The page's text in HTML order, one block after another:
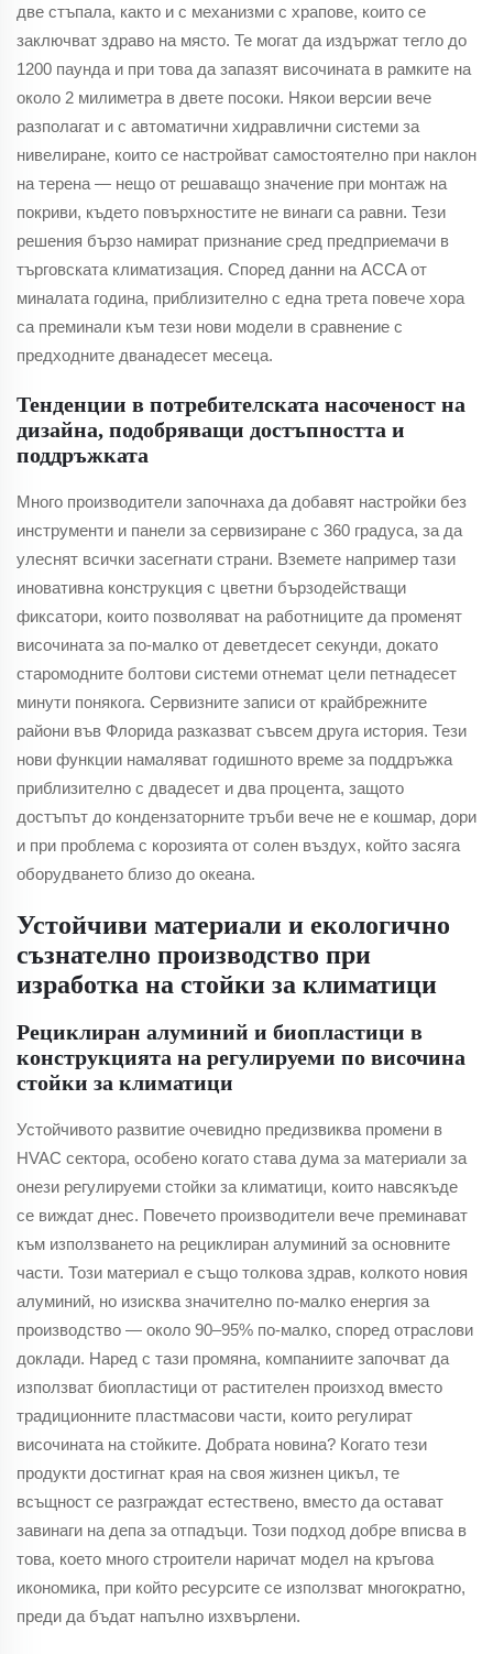
две стъпала, както и с механизми с храпове, които се
заключват здраво на място. Те могат да издържат тегло до
1200 паунда и при това да запазят височината в рамките на
около 2 милиметра в двете посоки. Някои версии вече
разполагат и с автоматични хидравлични системи за
нивелиране, които се настройват самостоятелно при наклон
на терена — нещо от решаващо значение при монтаж на
покриви, където повърхностите не винаги са равни. Тези
решения бързо намират признание сред предприемачи в
търговската климатизация. Според данни на ACCA от
миналата година, приблизително с една трета повече хора
са преминали към тези нови модели в сравнение с
предходните дванадесет месеца.
Тенденции в потребителската насоченост на
дизайна, подобряващи достъпността и
поддръжката
Много производители започнаха да добавят настройки без
инструменти и панели за сервизиране с 360 градуса, за да
улеснят всички засегнати страни. Вземете например тази
иновативна конструкция с цветни бързодействащи
фиксатори, които позволяват на работниците да променят
височината за по-малко от деветдесет секунди, докато
старомодните болтови системи отнемат цели петнадесет
минути понякога. Сервизните записи от крайбрежните
райони във Флорида разказват съвсем друга история. Тези
нови функции намаляват годишното време за поддръжка
приблизително с двадесет и два процента, защото
достъпът до кондензаторните тръби вече не е кошмар, дори
и при проблема с корозията от солен въздух, който засяга
оборудването близо до океана.
Устойчиви материали и екологично
съзнателно производство при
изработка на стойки за климатици
Рециклиран алуминий и биопластици в
конструкцията на регулируеми по височина
стойки за климатици
Устойчивото развитие очевидно предизвиква промени в
HVAC сектора, особено когато става дума за материали за
онези регулируеми стойки за климатици, които навсякъде
се виждат днес. Повечето производители вече преминават
към използването на рециклиран алуминий за основните
части. Този материал е също толкова здрав, колкото новия
алуминий, но изисква значително по-малко енергия за
производство — около 90–95% по-малко, според отраслови
доклади. Наред с тази промяна, компаниите започват да
използват биопластици от растителен произход вместо
традиционните пластмасови части, които регулират
височината на стойките. Добрата новина? Когато тези
продукти достигнат края на своя жизнен цикъл, те
всъщност се разграждат естествено, вместо да остават
завинаги на депа за отпадъци. Този подход добре вписва в
това, което много строители наричат модел на кръгова
икономика, при който ресурсите се използват многократно,
преди да бъдат напълно изхвърлени.